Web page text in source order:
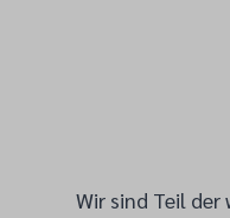
Wir sind Teil